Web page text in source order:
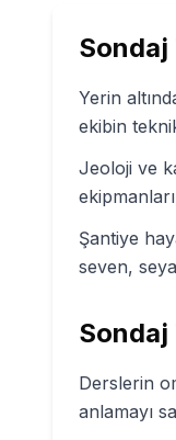
Sondaj
Yerin
ekibin
Jeoloji ve
Şantiye
seven,
Sondaj
Derslerin
anlamayı